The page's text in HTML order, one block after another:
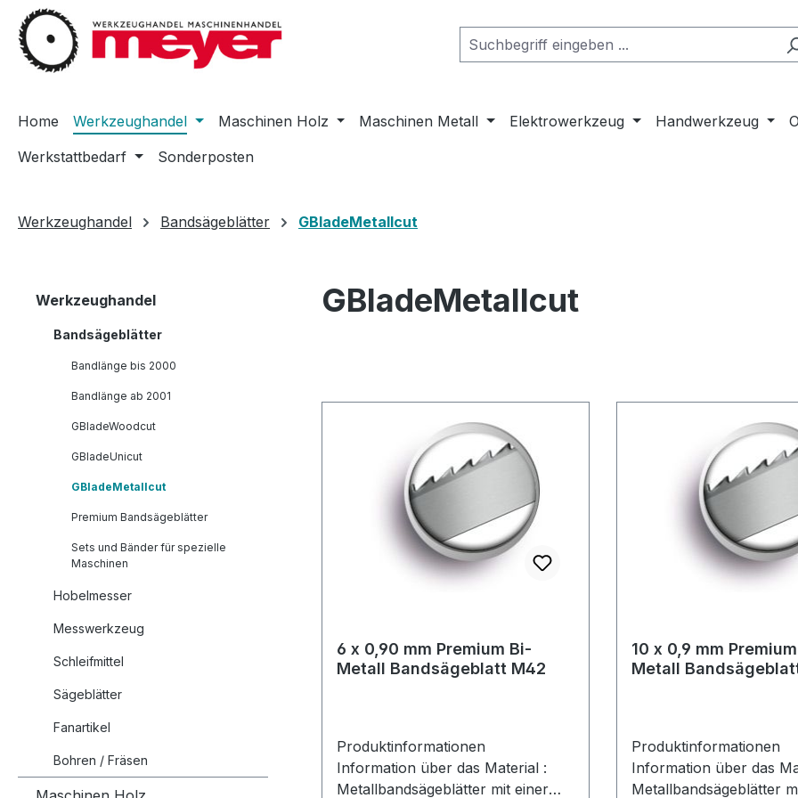
Hauptinhalt springen
Zur Suche springen
Zur Hauptnavigation springen
Home Werkzeughandel Maschinen Holz Maschinen Metall Elektrowerkzeug Handwerkzeug
Werkstattbedarf
Sonderposten
Werkzeughandel Bandsägeblätter GBladeMetallcut
Werkzeughandel
Bandsägeblätter
Bandlänge bis 2000
Bandlänge ab 2001
GBladeWoodcut
GBladeUnicut
GBladeMetallcut
Premium Bandsägeblätter
Sets und Bänder für spezielle
Maschinen
Hobelmesser
Messwerkzeug
Schleifmittel
Sägeblätter
Fanartikel
Bohren / Fräsen
GBladeMetallcut
6 x 0,90 mm Premium Bi-
Metall Bandsägeblatt M42
Produktinformationen
Information über das Material :
Metallbandsägeblätter mit einer
10 x 0,9 mm
Metall
Produktinformationen
Information über das
Metallbandsägeblätter